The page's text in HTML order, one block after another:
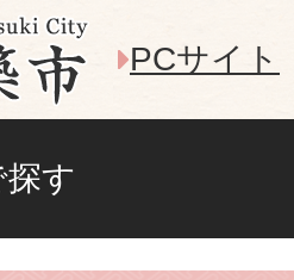
PCサイト
す